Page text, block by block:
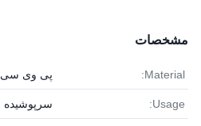
مشخصات
Material: پی وی سی
Usage: سرپوشیده